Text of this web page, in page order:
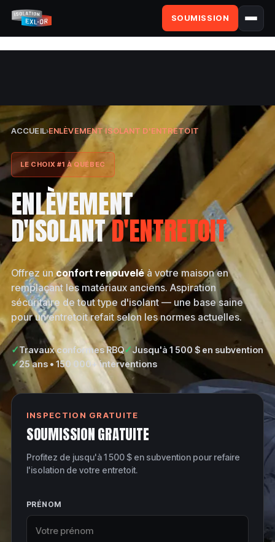
SOUMISSION
ACCUEIL›ENLÈVEMENT ISOLANT D'ENTRETOIT
LE CHOIX #1 À QUÉBEC
ENLÈVEMENT
D'ISOLANTD'ENTRETOIT
Offrez unconfort renouveléà votre maison en
remplaçant les matériaux anciens. Aspiration
sécuritaire de tout type d'isolant — une base saine
pour un entretoit refait selon les normes actuelles.
✓Travaux conformes RBQ✓Jusqu'à 1 500 $ en subvention
✓25 ans • 150 000+ interventions
INSPECTION GRATUITE
SOUMISSION GRATUITE
Profitez de jusqu'à 1 500 $ en subvention pour refaire
l'isolation de votre entretoit.
PRÉNOM